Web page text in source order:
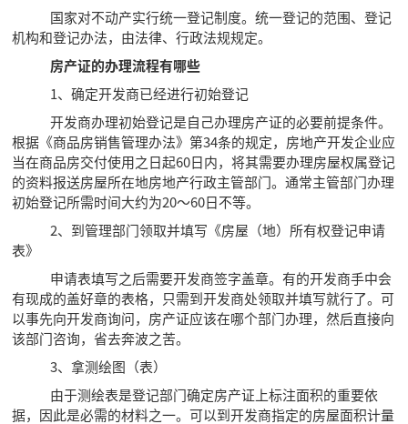
国家对不动产实行统一登记制度。统一登记的范围、登记
机构和登记办法，由法律、行政法规规定。
房产证的办理流程有哪些
1、确定开发商已经进行初始登记
开发商办理初始登记是自己办理房产证的必要前提条件。
根据《商品房销售管理办法》第34条的规定，房地产开发企业应
当在商品房交付使用之日起60日内，将其需要办理房屋权属登记
的资料报送房屋所在地房地产行政主管部门。通常主管部门办理
初始登记所需时间大约为20～60日不等。
2、到管理部门领取并填写《房屋（地）所有权登记申请
表》
申请表填写之后需要开发商签字盖章。有的开发商手中会
有现成的盖好章的表格，只需到开发商处领取并填写就行了。可
以事先向开发商询问，房产证应该在哪个部门办理，然后直接向
该部门咨询，省去奔波之苦。
3、拿测绘图（表）
由于测绘表是登记部门确定房产证上标注面积的重要依
据，因此是必需的材料之一。可以到开发商指定的房屋面积计量